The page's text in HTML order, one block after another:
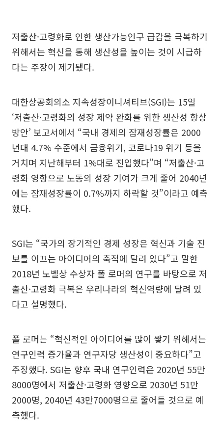
저출산·고령화로 인한 생산가능인구 급감을 극복하기
위해서는 혁신을 통해 생산성을 높이는 것이 시급하
다는 주장이 제기됐다.
대한상공회의소 지속성장이니셔티브(SGI)는 15일
‘저출산·고령화의 성장 제약 완화를 위한 생산성 향상
방안’ 보고서에서 “국내 경제의 잠재성장률은 2000
년대 4.7% 수준에서 금융위기, 코로나19 위기 등을
거치며 지난해부터 1%대로 진입했다”며 “저출산·고
령화 영향으로 노동의 성장 기여가 크게 줄어 2040년
에는 잠재성장률이 0.7%까지 하락할 것”이라고 예측
했다.
SGI는 “국가의 장기적인 경제 성장은 혁신과 기술 진
보를 이끄는 아이디어의 축적에 달려 있다”고 말한
2018년 노벨상 수상자 폴 로머의 연구를 바탕으로 저
출산·고령화 극복은 우리나라의 혁신역량에 달려 있
다고 설명했다.
폴 로머는 “혁신적인 아이디어를 많이 쌓기 위해서는
연구인력 증가율과 연구자당 생산성이 중요하다”고
주장했다. SGI는 향후 국내 연구인력은 2020년 55만
8000명에서 저출산·고령화 영향으로 2030년 51만
2000명, 2040년 43만7000명으로 줄어들 것으로 예
측했다.